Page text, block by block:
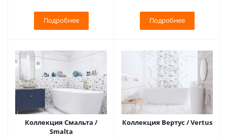
Подробнее Подробнее
Коллекция Смальта /
Smalta
Коллекция Вертус / Vertus